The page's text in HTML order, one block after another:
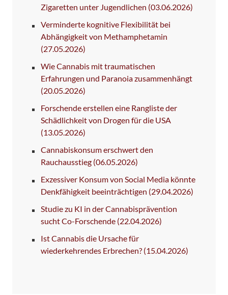
Zigaretten unter Jugendlichen (03.06.2026)
Verminderte kognitive Flexibilität bei
Abhängigkeit von Methamphetamin
(27.05.2026)
Wie Cannabis mit traumatischen
Erfahrungen und Paranoia zusammenhängt
(20.05.2026)
Forschende erstellen eine Rangliste der
Schädlichkeit von Drogen für die USA
(13.05.2026)
Cannabiskonsum erschwert den
Rauchausstieg (06.05.2026)
Exzessiver Konsum von Social Media könnte
Denkfähigkeit beeinträchtigen (29.04.2026)
Studie zu KI in der Cannabisprävention
sucht Co-Forschende (22.04.2026)
Ist Cannabis die Ursache für
wiederkehrendes Erbrechen? (15.04.2026)